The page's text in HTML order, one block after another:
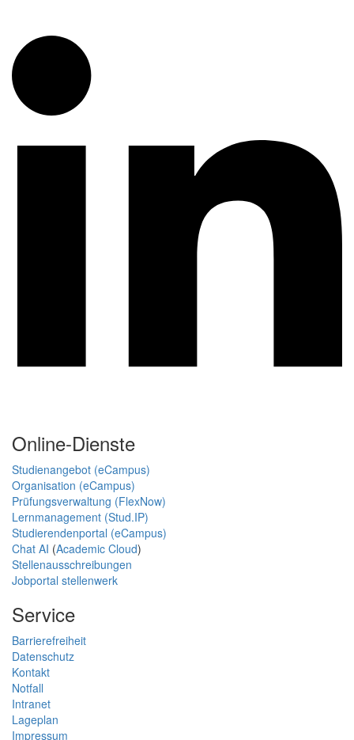
Online-Dienste
Studienangebot (eCampus)
Organisation (eCampus)
Prüfungsverwaltung (FlexNow)
Lernmanagement (Stud.IP)
Studierendenportal (eCampus)
Chat AI (Academic Cloud)
Stellenausschreibungen
Jobportal stellenwerk
Service
Barrierefreiheit
Datenschutz
Kontakt
Notfall
Intranet
Lageplan
Impressum